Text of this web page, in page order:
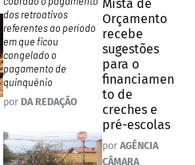
dos retroativos
referentes ao período
em que ficou
congelado o
pagamento de
quinquênio
por DA REDAÇÃO
Mista de
Orçamento
recebe
sugestões
para o
financiamen
to de
creches e
pré-escolas
por AGÊNCIA
CÂMARA